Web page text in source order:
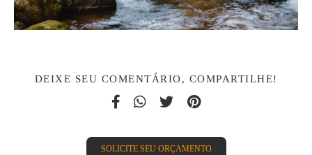
DEIXE SEU COMENTÁRIO, COMPARTILHE!
SOLICITE SEU ORÇAMENTO